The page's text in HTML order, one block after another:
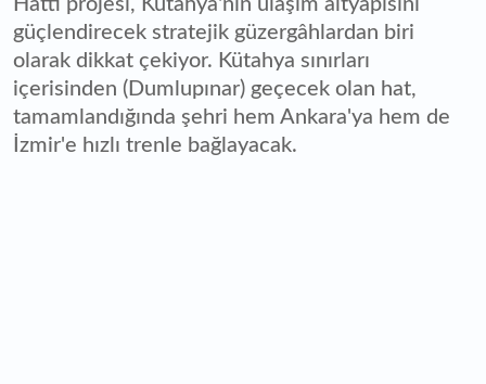
Hattı projesi, Kütahya'nın ulaşım altyapısını
güçlendirecek stratejik güzergâhlardan biri
olarak dikkat çekiyor. Kütahya sınırları
içerisinden (Dumlupınar) geçecek olan hat,
tamamlandığında şehri hem Ankara'ya hem de
İzmir'e hızlı trenle bağlayacak.